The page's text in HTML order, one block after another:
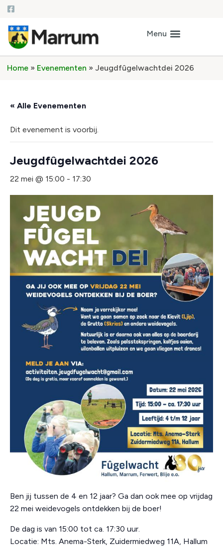
Home » Evenementen » Jeugdfûgelwachtdei 2026
« Alle Evenementen
Dit evenement is voorbij.
Jeugdfûgelwachtdei 2026
22 mei @ 15:00 - 17:30
Ben jij tussen de 4 en 12 jaar? Ga dan ook mee op vrijdag
22 mei weidevogels ontdekken bij de boer!
De dag is van 15:00 tot ca. 17:30 uur.
Locatie: Mts. Anema-Sterk, Zuidermiedweg 11A, Hallum